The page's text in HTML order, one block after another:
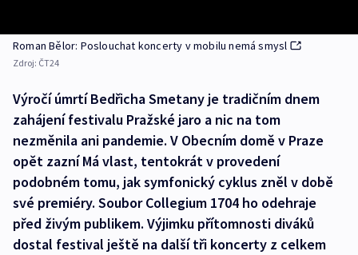
Roman Bělor: Poslouchat koncerty v mobilu nemá smysl
Zdroj: ČT24
Výročí úmrtí Bedřicha Smetany je tradičním dnem
zahájení festivalu Pražské jaro a nic na tom
nezměnila ani pandemie. V Obecním domě v Praze
opět zazní Má vlast, tentokrát v provedení
podobném tomu, jak symfonický cyklus zněl v době
své premiéry. Soubor Collegium 1704 ho odehraje
před živým publikem. Výjimku přítomnosti diváků
dostal festival ještě na další tři koncerty z celkem